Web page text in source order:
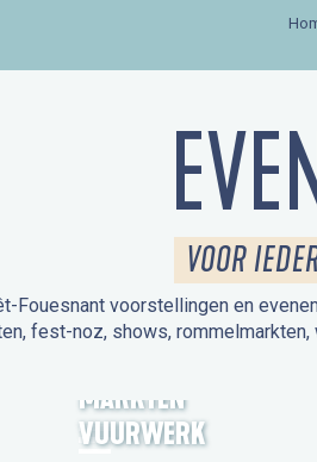
VOOR
Fouesnant voorstellingen en
fest-noz, shows,
MARKTEN
VUURWERK